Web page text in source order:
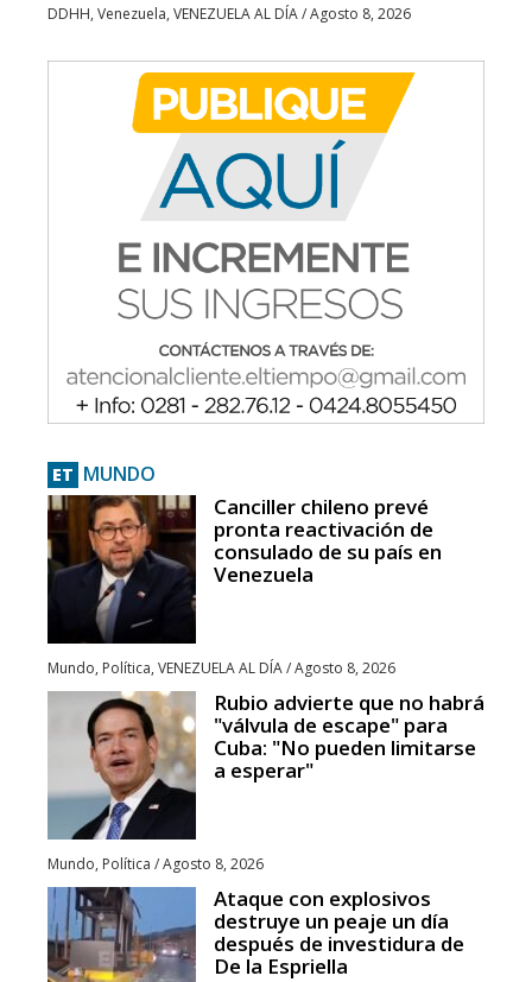
DDHH, Venezuela, VENEZUELA AL DÍA/Agosto 8, 2026
ET MUNDO
Canciller chileno prevé
pronta reactivación de
consulado de su país en
Venezuela
Mundo, Política, VENEZUELA AL DÍA/Agosto 8, 2026
Rubio advierte que no habrá
"válvula de escape" para
Cuba: "No pueden limitarse
a esperar"
Mundo, Política /Agosto 8, 2026
Ataque con explosivos
destruye un peaje un día
después de investidura de
De la Espriella